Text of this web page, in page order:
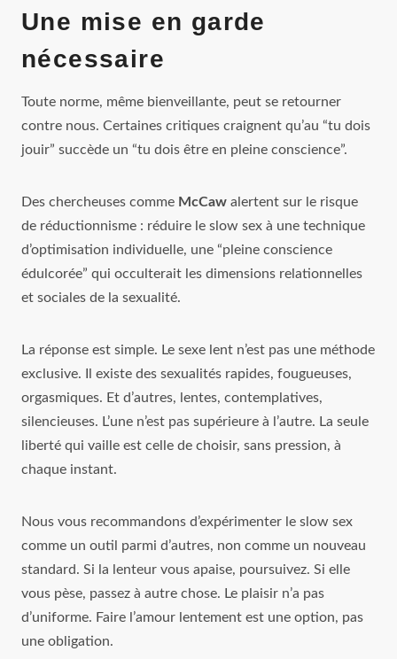
Une mise en garde
nécessaire
Toute norme, même bienveillante, peut se retourner
contre nous. Certaines critiques craignent qu’au “tu dois
jouir” succède un “tu dois être en pleine conscience”.
Des chercheuses comme McCaw alertent sur le risque
de réductionnisme : réduire le slow sex à une technique
d’optimisation individuelle, une “pleine conscience
édulcorée” qui occulterait les dimensions relationnelles
et sociales de la sexualité.
La réponse est simple. Le sexe lent n’est pas une méthode
exclusive. Il existe des sexualités rapides, fougueuses,
orgasmiques. Et d’autres, lentes, contemplatives,
silencieuses. L’une n’est pas supérieure à l’autre. La seule
liberté qui vaille est celle de choisir, sans pression, à
chaque instant.
Nous vous recommandons d’expérimenter le slow sex
comme un outil parmi d’autres, non comme un nouveau
standard. Si la lenteur vous apaise, poursuivez. Si elle
vous pèse, passez à autre chose. Le plaisir n’a pas
d’uniforme. Faire l’amour lentement est une option, pas
une obligation.